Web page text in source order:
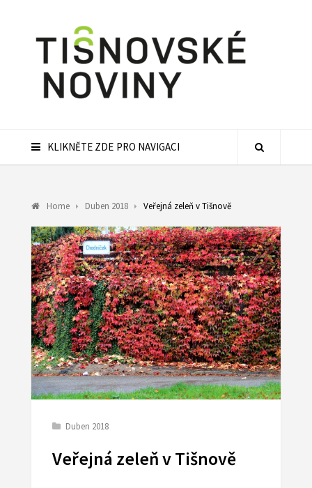
KLIKNĚTE ZDE PRO NAVIGACI
Home Duben 2018 Veřejná zeleň v Tišnově
Duben 2018
Veřejná zeleň v Tišnově